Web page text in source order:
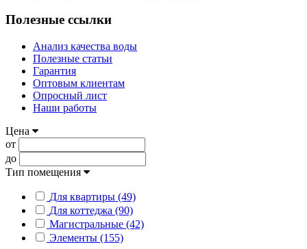
Полезные ссылки
Анализ качества воды
Полезные статьи
Гарантия
Оптовым клиентам
Опросный лист
Наши работы
Цена
от
до
Тип помещения
Для квартиры (49)
Для коттеджа (90)
Магистральные (42)
Элементы (155)